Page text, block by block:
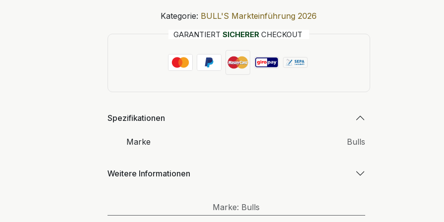
Kategorie: BULL'S Markteinführung 2026
GARANTIERT SICHERERCHECKOUT
Spezifikationen
Marke Bulls
Weitere Informationen
Marke: Bulls